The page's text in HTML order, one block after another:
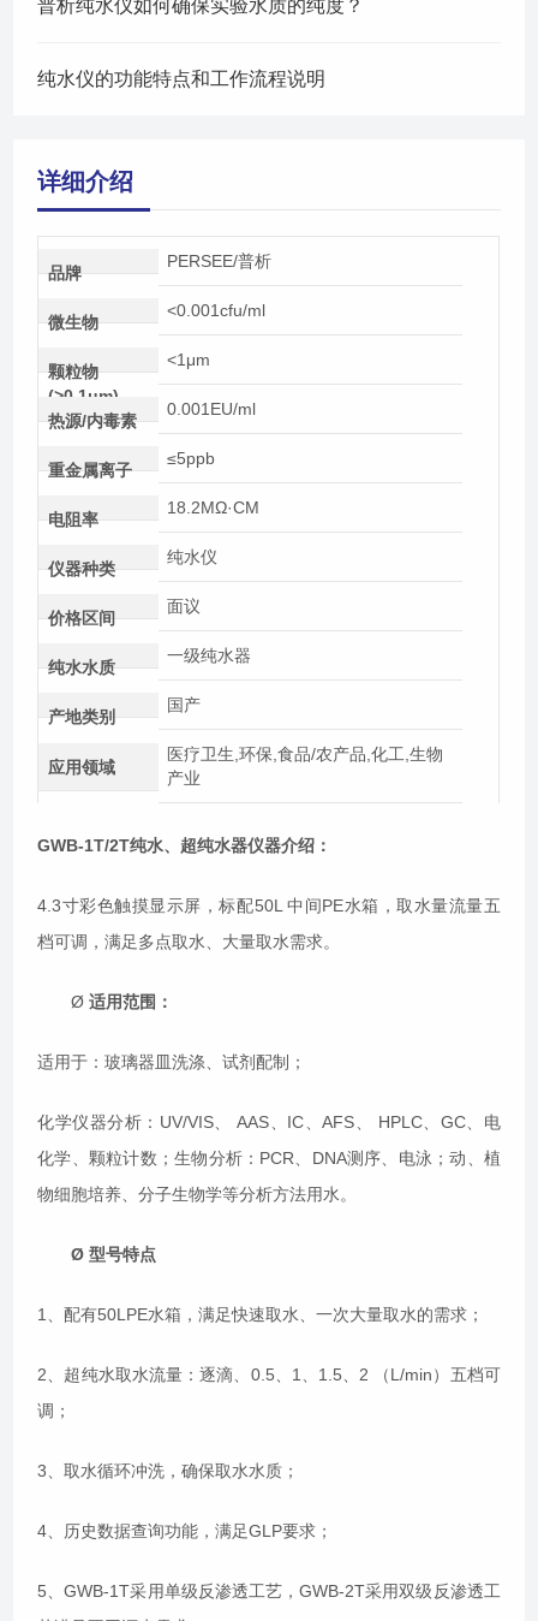
普析纯水仪如何确保实验水质的纯度？
纯水仪的功能特点和工作流程说明
详细介绍
品牌
PERSEE/普析
微生物
<0.001cfu/ml
颗粒物
(>0.1μm)
<1μm
热源/内毒素
0.001EU/ml
重金属离子
≤5ppb
电阻率
18.2MΩ·CM
仪器种类
纯水仪
价格区间
面议
纯水水质
一级纯水器
产地类别
国产
应用领域
医疗卫生,环保,食品/农产品,化工,生物
产业
GWB-1T/2T纯水、超纯水器仪器介绍：
4.3寸彩色触摸显示屏，标配50L 中间PE水箱，取水量流量五
档可调，满足多点取水、大量取水需求。
Ø适用范围：
适用于：玻璃器皿洗涤、试剂配制；
化学仪器分析：UV/VIS、 AAS、IC、AFS、 HPLC、GC、电
化学、颗粒计数；生物分析：PCR、DNA测序、电泳；动、植
物细胞培养、分子生物学等分析方法用水。
Ø型号特点
1、配有50LPE水箱，满足快速取水、一次大量取水的需求；
2、超纯水取水流量：逐滴、0.5、1、1.5、2 （L/min）五档可
调；
3、取水循环冲洗，确保取水水质；
4、历史数据查询功能，满足GLP要求；
5、GWB-1T采用单级反渗透工艺，GWB-2T采用双级反渗透工